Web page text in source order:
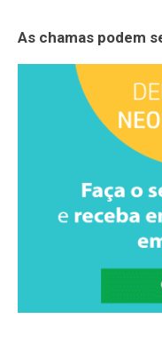
As chamas podem